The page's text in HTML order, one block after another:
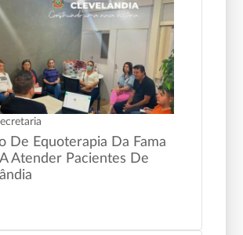
De Equoterapia Da Fama
A Atender Pacientes De